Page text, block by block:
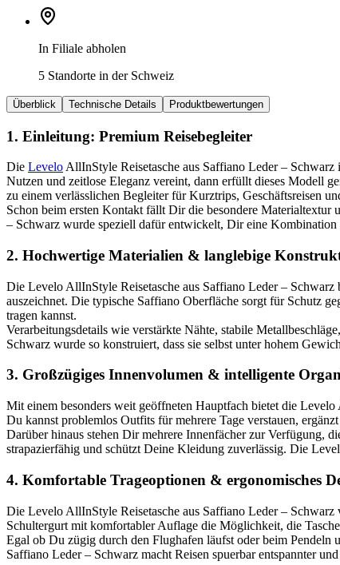
In Filiale abholen
5 Standorte in der Schweiz
Überblick Technische Details Produktbewertungen
1. Einleitung: Premium Reisebegleiter
Die Levelo AllInStyle Reisetasche aus Saffiano Leder –
Nutzen und zeitlose Eleganz vereint, dann erfüllt dieses Modell
zu einem verlässlichen Begleiter für Kurztrips, Geschäftsreisen
Schon beim ersten Kontakt fällt Dir die besondere
– Schwarz wurde speziell dafür entwickelt, Dir eine Kombination
2. Hochwertige Materialien & langlebige
Die Levelo AllInStyle Reisetasche aus Saffiano Leder –
auszeichnet. Die typische Saffiano Oberfläche sorgt für Schutz
tragen kannst.
Verarbeitungsdetails wie verstärkte Nähte, stabile
Schwarz wurde so konstruiert, dass sie selbst unter hohem
3. Großzügiges Innenvolumen & intelligente
Mit einem besonders weit geöffneten Hauptfach bietet die
Du kannst problemlos Outfits für mehrere Tage verstauen,
Darüber hinaus stehen Dir mehrere Innenfächer zur Verfügung,
strapazierfähig und schützt Deine Kleidung zuverlässig. Die
4. Komfortable Trageoptionen & ergonomisches
Die Levelo AllInStyle Reisetasche aus Saffiano Leder –
Schultergurt mit komfortabler Auflage die Möglichkeit, die
Egal ob Du zügig durch den Flughafen läufst oder beim
Saffiano Leder – Schwarz macht Reisen spuerbar entspannter und